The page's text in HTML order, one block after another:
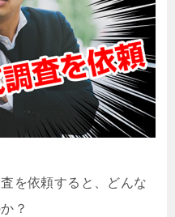
を依頼すると、どんな
？